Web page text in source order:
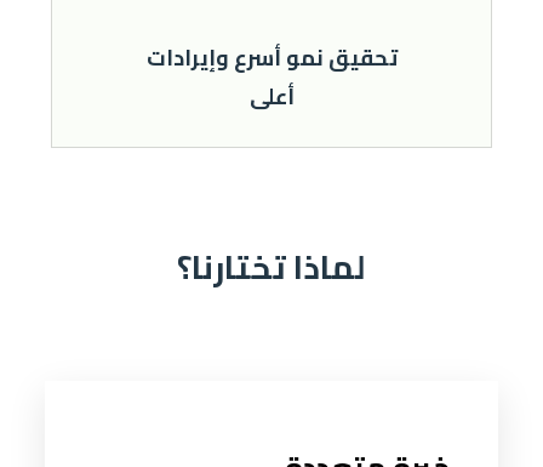
ﺗﺤﻘﻴﻖ ﻧﻤﻮ أﺳﺮع وإﻳﺮادات
أﻋﻠﻰ
ﻟﻤﺎذا ﺗﺨﺘﺎرﻧﺎ؟